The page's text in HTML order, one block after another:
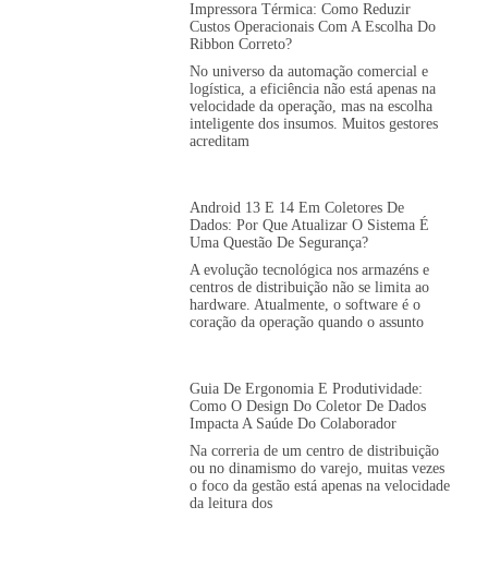
Impressora Térmica: Como Reduzir
Custos Operacionais Com A Escolha Do
Ribbon Correto?
No universo da automação comercial e
logística, a eficiência não está apenas na
velocidade da operação, mas na escolha
inteligente dos insumos. Muitos gestores
acreditam
Android 13 E 14 Em Coletores De
Dados: Por Que Atualizar O Sistema É
Uma Questão De Segurança?
A evolução tecnológica nos armazéns e
centros de distribuição não se limita ao
hardware. Atualmente, o software é o
coração da operação quando o assunto
Guia De Ergonomia E Produtividade:
Como O Design Do Coletor De Dados
Impacta A Saúde Do Colaborador
Na correria de um centro de distribuição
ou no dinamismo do varejo, muitas vezes
o foco da gestão está apenas na velocidade
da leitura dos